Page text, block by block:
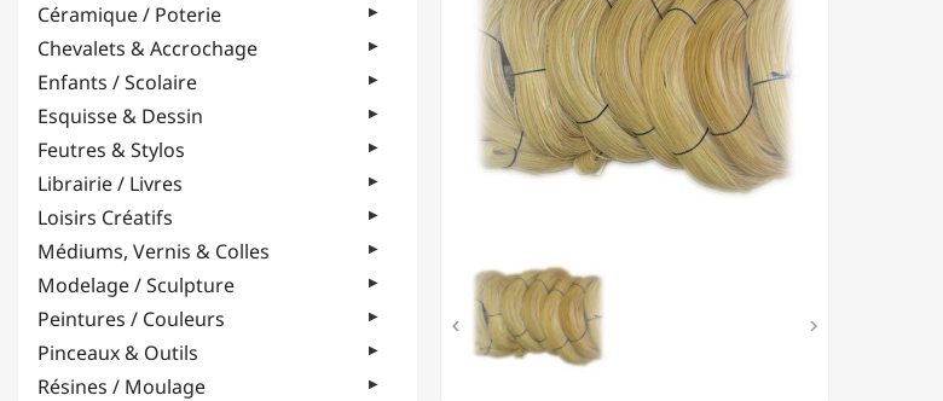
Céramique / Poterie
Chevalets & Accrochage
Enfants / Scolaire
Esquisse & Dessin
Feutres & Stylos
Librairie / Livres
Loisirs Créatifs
Médiums, Vernis & Colles
Modelage / Sculpture
Peintures / Couleurs
Pinceaux & Outils
Résines / Moulage
1.6MM
3MM
 